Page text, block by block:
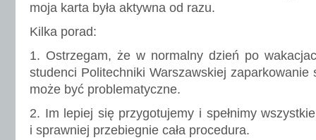
moja karta była aktywna od razu.
Kilka porad:
1. Ostrzegam, że w normalny dzień po
studenci Politechniki Warszawskiej
może być problematyczne.
2. Im lepiej się przygotujemy i spełnimy
i sprawniej przebiegnie cała procedura.